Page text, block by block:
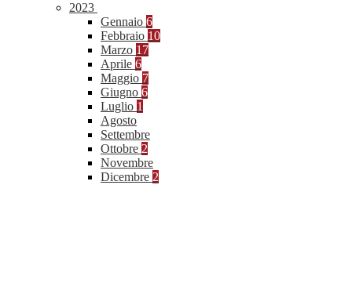
2023
Gennaio 6
Febbraio 10
Marzo 17
Aprile 6
Maggio 7
Giugno 6
Luglio 1
Agosto
Settembre
Ottobre 2
Novembre
Dicembre 2